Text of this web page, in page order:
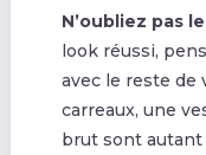
N’oubliez pas
look réussi,
avec le reste de
carreaux, une
brut sont